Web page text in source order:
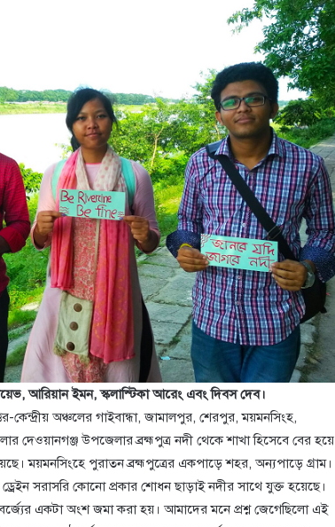
আরিয়ান ইমন, স্কলাস্টিকা আরেং এবং দিবস দেব।
কেন্দ্রীয় অঞ্চলের গাইবান্ধা, জামালপুর, শেরপুর, ময়মনসিংহ,
দেওয়ানগঞ্জ উপজেলার ব্রহ্মপুত্র নদী থেকে শাখা হিসেবে বের হয়ে
ময়মনসিংহে পুরাতন ব্রহ্মপুত্রের একপাড়ে শহর, অন্যপাড়ে গ্রাম।
ড্রেইন সরাসরি কোনো প্রকার শোধন ছাড়াই নদীর সাথে যুক্ত হয়েছে।
একটা অংশ জমা করা হয়। আমাদের মনে প্রশ্ন জেগেছিলো এই